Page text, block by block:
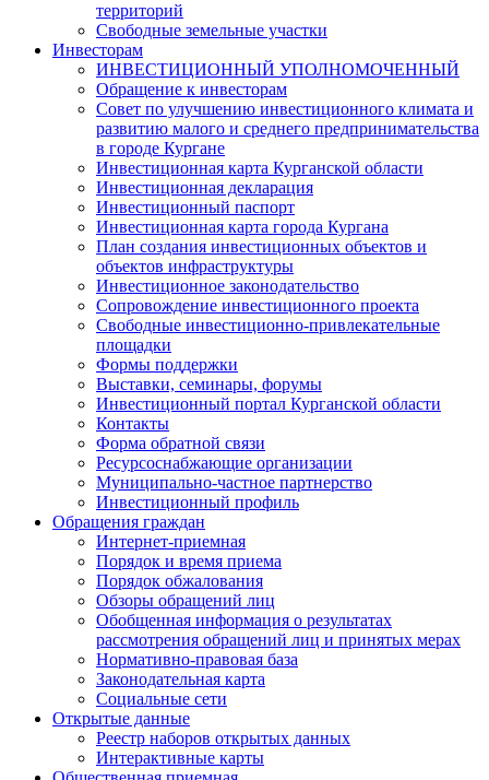
территорий
Свободные земельные участки
Инвесторам
ИНВЕСТИЦИОННЫЙ УПОЛНОМОЧЕННЫЙ
Обращение к инвесторам
Совет по улучшению инвестиционного климата и
развитию малого и среднего предпринимательства
в городе Кургане
Инвестиционная карта Курганской области
Инвестиционная декларация
Инвестиционный паспорт
Инвестиционная карта города Кургана
План создания инвестиционных объектов и
объектов инфраструктуры
Инвестиционное законодательство
Сопровождение инвестиционного проекта
Свободные инвестиционно-привлекательные
площадки
Формы поддержки
Выставки, семинары, форумы
Инвестиционный портал Курганской области
Контакты
Форма обратной связи
Ресурсоснабжающие организации
Муниципально-частное партнерство
Инвестиционный профиль
Обращения граждан
Интернет-приемная
Порядок и время приема
Порядок обжалования
Обзоры обращений лиц
Обобщенная информация о результатах
рассмотрения обращений лиц и принятых мерах
Нормативно-правовая база
Законодательная карта
Социальные сети
Открытые данные
Реестр наборов открытых данных
Интерактивные карты